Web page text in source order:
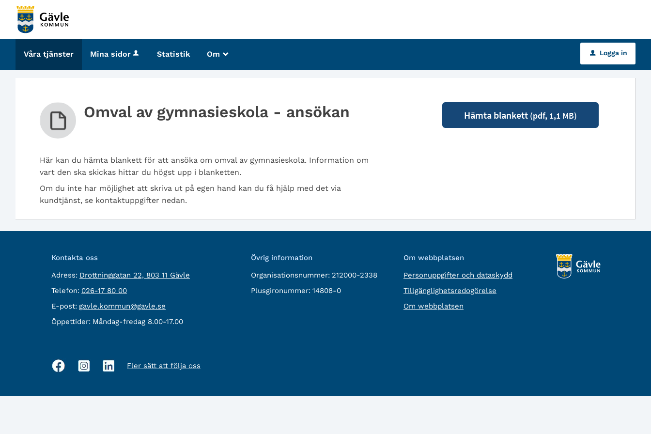
Välkommen
tjänster
Gävle
kommun
Våra tjänster Mina sidor Statistik Om _ u Logga in
Omval av gymnasieskola - ansökan
Här kan du hämta blankett för att ansöka om omval av gymnasieskola. Information om
vart den ska skickas hittar du högst upp i blanketten.
Om du inte har möjlighet att skriva ut på egen hand kan du få hjälp med det via
kundtjänst, se kontaktuppgifter nedan.
Hämta blankett (pdf, 1,1 MB)
Kontakta oss
Adress: besöksadress:
Drottninggatan 22, 803 11 Gävle
Telefon: Telefon:
026-17 80 00
E-post: E-
post:
gavle.kommun@gavle.se
Öppettider: Måndag-fredag 8.00-17.00
Övrig information
Organisationsnummer: 212000-2338
Plusgironummer: 14808-0
Om webbplatsen
Personuppgifter och dataskydd
Tillgänglighetsredogörelse
Om webbplatsen
Sociala
Fler sätt att följa oss